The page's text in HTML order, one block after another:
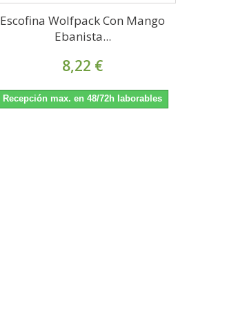
Escofina Wolfpack Con Mango
Ebanista...
8,22 €
Recepción max. en 48/72h laborables